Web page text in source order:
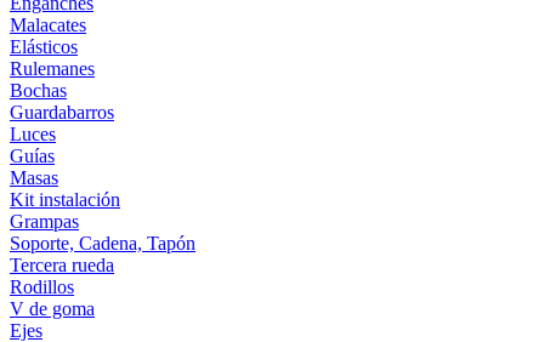
Malacates
Elásticos
Rulemanes
Bochas
Guardabarros
Luces
Guías
Masas
Kit instalación
Grampas
Soporte, Cadena, Tapón
Tercera rueda
Rodillos
V de goma
Ejes